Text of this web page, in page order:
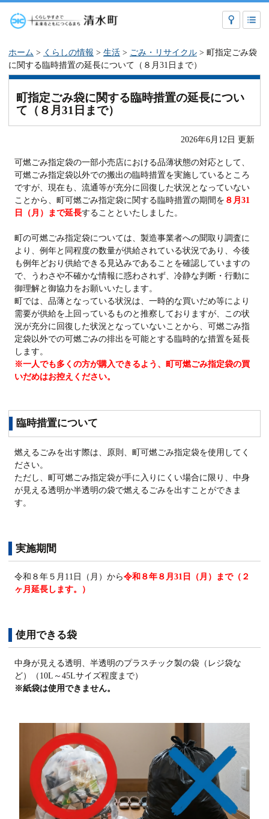
ホーム > くらしの情報 > 生活 > ごみ・リサイクル > 町指定ごみ袋
に関する臨時措置の延長について（８月31日まで）
町指定ごみ袋に関する臨時措置の延長につい
て（８月31日まで）
2026年6月12日 更新
可燃ごみ指定袋の一部小売店における品薄状態の対応として、
可燃ごみ指定袋以外での搬出の臨時措置を実施しているところ
ですが、現在も、流通等が充分に回復した状況となっていない
ことから、町可燃ごみ指定袋に関する臨時措置の期間を ８月31
日（月）まで延長することといたしました。
町の可燃ごみ指定袋については、製造事業者への聞取り調査に
より、例年と同程度の数量が供給されている状況であり、今後
も例年どおり供給できる見込みであることを確認していますの
で、うわさや不確かな情報に惑わされず、冷静な判断・行動に
御理解と御協力をお願いいたします。
町では、品薄となっている状況は、一時的な買いだめ等により
需要が供給を上回っているものと推察しておりますが、この状
況が充分に回復した状況となっていないことから、可燃ごみ指
定袋以外での可燃ごみの排出を可能とする臨時的な措置を延長
します。
※一人でも多くの方が購入できるよう、町可燃ごみ指定袋の買
いだめはお控えください。
臨時措置について
燃えるごみを出す際は、原則、町可燃ごみ指定袋を使用してく
ださい。
ただし、町可燃ごみ指定袋が手に入りにくい場合に限り、中身
が見える透明か半透明の袋で燃えるごみを出すことができま
す。
実施期間
令和８年５月11日（月）から令和８年８月31日（月）まで（２
ヶ月延長します。）
使用できる袋
中身が見える透明、半透明のプラスチック製の袋（レジ袋な
ど）（10L～45Lサイズ程度まで）
※紙袋は使用できません。